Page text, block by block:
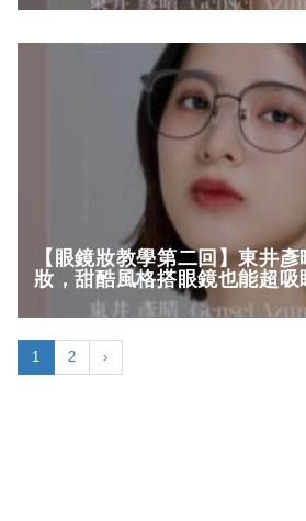
【眼鏡妝教學第二回】東井
妝，甜酷風格搭眼鏡也能超吸
1 2 ›